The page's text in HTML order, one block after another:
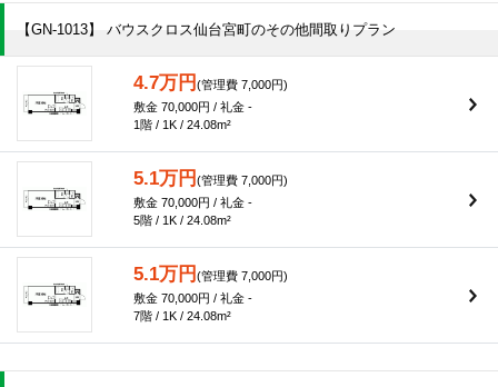
【GN-1013】 バウスクロス仙台宮町のその他間取りプラン
4.7万円 (管理費 7,000円)
敷金 70,000円 / 礼金 -
1階 / 1K / 24.08m²
5.1万円 (管理費 7,000円)
敷金 70,000円 / 礼金 -
5階 / 1K / 24.08m²
5.1万円 (管理費 7,000円)
敷金 70,000円 / 礼金 -
7階 / 1K / 24.08m²